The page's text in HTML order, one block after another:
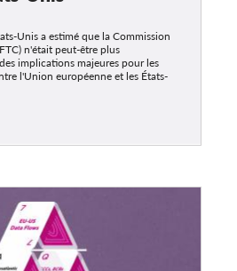
Unis a estimé que la Commission
n'était peut-être plus
implications majeures pour les
l'Union européenne et les États-